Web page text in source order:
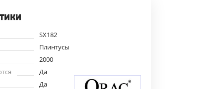
SX182
Плинтусы
2000
Да
Да